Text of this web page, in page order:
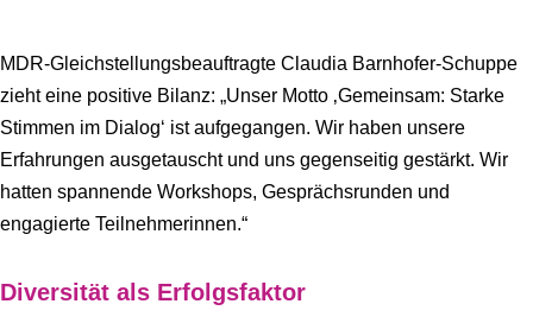
MDR-Gleichstellungsbeauftragte Claudia Barnhofer-Schuppe
zieht eine positive Bilanz: „Unser Motto ‚Gemeinsam: Starke
Stimmen im Dialog‘ ist aufgegangen. Wir haben unsere
Erfahrungen ausgetauscht und uns gegenseitig gestärkt. Wir
hatten spannende Workshops, Gesprächsrunden und
engagierte Teilnehmerinnen.“
Diversität als Erfolgsfaktor